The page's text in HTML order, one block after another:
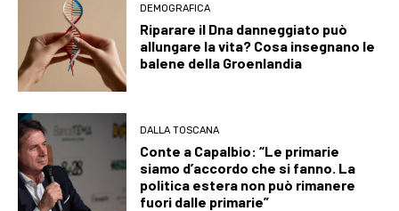
DEMOGRAFICA
Riparare il Dna danneggiato può
allungare la vita? Cosa insegnano le
balene della Groenlandia
DALLA TOSCANA
Conte a Capalbio: “Le primarie
siamo d’accordo che si fanno. La
politica estera non può rimanere
fuori dalle primarie”